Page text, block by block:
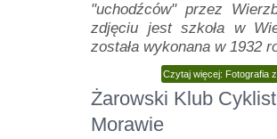
"uchodźców" przez
zdjęciu jest szkoła w
została wykonana w 1932
Czytaj więcej: Fotografia
Żarowski Klub
Morawie